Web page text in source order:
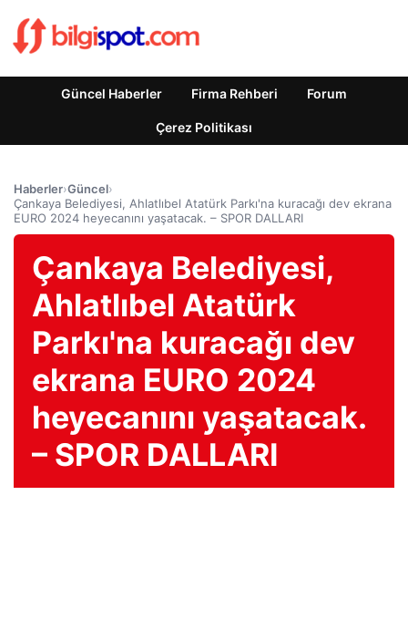
Güncel Haberler Firma Rehberi Forum
Çerez Politikası
Haberler›Güncel›
Çankaya Belediyesi, Ahlatlıbel Atatürk Parkı'na kuracağı dev ekrana
EURO 2024 heyecanını yaşatacak. – SPOR DALLARI
Çankaya Belediyesi,
Ahlatlıbel Atatürk
Parkı'na kuracağı dev
ekrana EURO 2024
heyecanını yaşatacak.
– SPOR DALLARI